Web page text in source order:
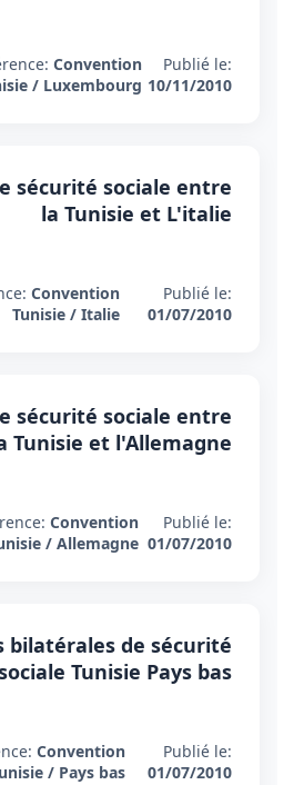
Publié le:
10/11/2010
Convention
/ Luxembourg
sécurité sociale entre
la Tunisie et L'italie
Publié le:
01/07/2010
Convention
Tunisie / Italie
sécurité sociale entre
Tunisie et l'Allemagne
Publié le:
01/07/2010
Convention
/ Allemagne
bilatérales de sécurité
Tunisie Pays bas
Publié le:
01/07/2010
Convention
/ Pays bas